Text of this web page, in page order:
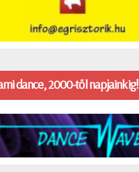
dance, 2000-től napjainkig!